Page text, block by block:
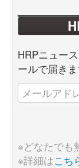
HRPニュー
ールで届きま
※どなたでも
※詳細はこち